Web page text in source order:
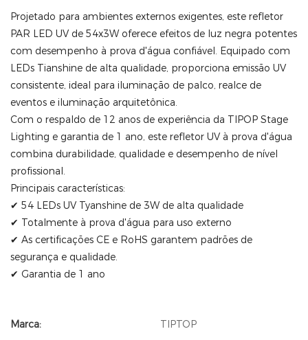
Projetado para ambientes externos exigentes, este refletor
PAR LED UV de 54x3W oferece efeitos de luz negra potentes
com desempenho à prova d'água confiável. Equipado com
LEDs Tianshine de alta qualidade, proporciona emissão UV
consistente, ideal para iluminação de palco, realce de
eventos e iluminação arquitetônica.
Com o respaldo de 12 anos de experiência da TIPOP Stage
Lighting e garantia de 1 ano, este refletor UV à prova d'água
combina durabilidade, qualidade e desempenho de nível
profissional.
Principais características:
✔ 54 LEDs UV Tyanshine de 3W de alta qualidade
✔ Totalmente à prova d'água para uso externo
✔ As certificações CE e RoHS garantem padrões de
segurança e qualidade.
✔ Garantia de 1 ano
Marca:
TIPTOP